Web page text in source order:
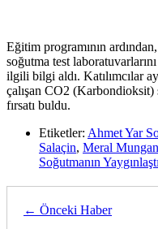
Eğitim programının
soğutma test
ilgili bilgi aldı. Katılımcılar
çalışan CO2
fırsatı buldu.
Etiketler: Ahmet Yar
Salaçin, Meral
Soğutmanın
← Önceki Haber